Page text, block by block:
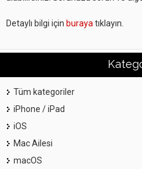
Detaylı bilgi için buraya tıklayın.
Tüm kategoriler
iPhone / iPad
iOS
Mac Ailesi
macOS